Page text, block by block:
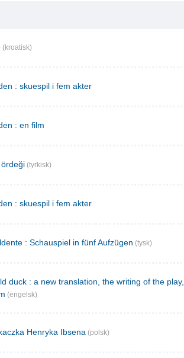
(kroatisk)
: skuespil i fem akter
: en film
(tyrkisk)
: skuespil i fem akter
: Schauspiel in fünf Aufzügen (tysk)
duck : a new translation, the writing of the play,
(engelsk)
Henryka Ibsena (polsk)